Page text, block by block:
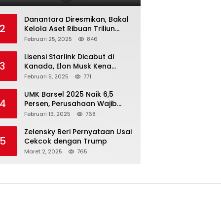
2
Danantara Diresmikan, Bakal
Kelola Aset Ribuan Triliun
Rupiah dari 7 BUMN
Februari 25, 2025 846
3
Lisensi Starlink Dicabut di
Kanada, Elon Musk Kena
Imbas ‘Perang Dagang’
Februari 5, 2025 771
4
UMK Barsel 2025 Naik 6,5
Persen, Perusahaan Wajib
Taat
Februari 13, 2025 768
5
Zelensky Beri Pernyataan Usai
Cekcok dengan Trump
Maret 2, 2025 765